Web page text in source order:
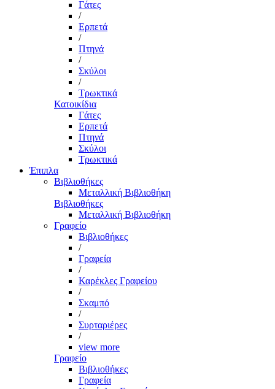
Γάτες
/
Ερπετά
/
Πτηνά
/
Σκύλοι
/
Τρωκτικά
Κατοικίδια
Γάτες
Ερπετά
Πτηνά
Σκύλοι
Τρωκτικά
Έπιπλα
Βιβλιοθήκες
Μεταλλική Βιβλιοθήκη
Βιβλιοθήκες
Μεταλλική Βιβλιοθήκη
Γραφείο
Βιβλιοθήκες
/
Γραφεία
/
Καρέκλες Γραφείου
/
Σκαμπό
/
Συρταριέρες
/
view more
Γραφείο
Βιβλιοθήκες
Γραφεία